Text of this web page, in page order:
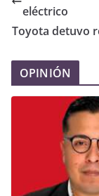
eléctrico
Toyota detuvo
OPINIÓN